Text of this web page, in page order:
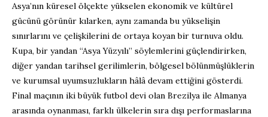
Asya’nın küresel ölçekte yükselen ekonomik ve kültürel
gücünü görünür kılarken, aynı zamanda bu yükselişin
sınırlarını ve çelişkilerini de ortaya koyan bir turnuva oldu.
Kupa, bir yandan “Asya Yüzyılı” söylemlerini güçlendirirken,
diğer yandan tarihsel gerilimlerin, bölgesel bölünmüşlüklerin
ve kurumsal uyumsuzlukların hâlâ devam ettiğini gösterdi.
Final maçının iki büyük futbol devi olan Brezilya ile Almanya
arasında oynanması, farklı ülkelerin sıra dışı performaslarına